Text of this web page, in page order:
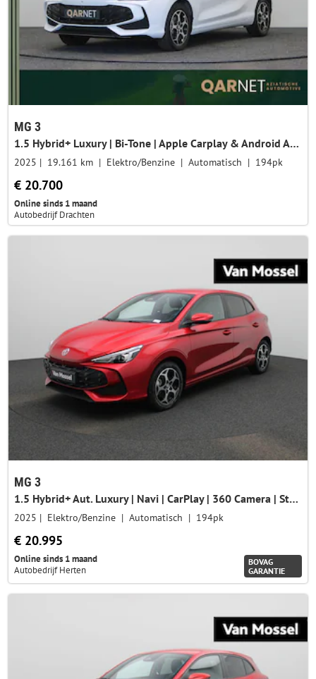
MG 3
1.5 Hybrid+ Luxury | Bi-Tone | Apple Carplay & Android Auto | Rondomzicht Camera | Stoel en Stuurwielverwarming |
2025 19.161 km Elektro/Benzine Automatisch 194pk
€ 20.700
Online sinds 1 maand
Autobedrijf Drachten
MG 3
1.5 Hybrid+ Aut. Luxury | Navi | CarPlay | 360 Camera | Stoelverwarming | Led Koplampen |
2025 Elektro/Benzine Automatisch 194pk
€ 20.995
Online sinds 1 maand
Autobedrijf Herten
BOVAG
GARANTIE